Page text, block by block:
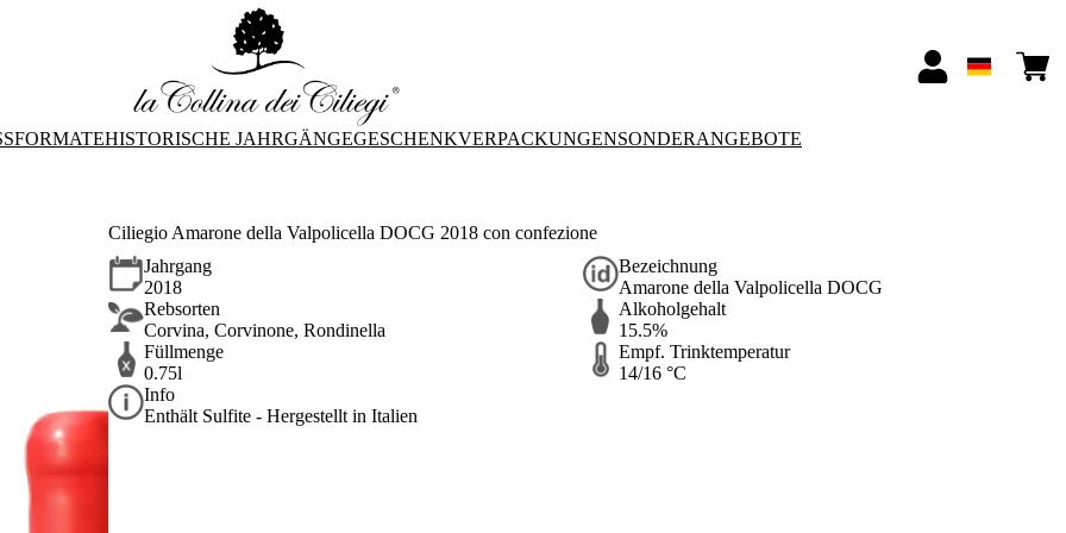
HISTORISCHE JAHRGÄNGEGESCHENKVERPACKUNGENSONDERANGEBOTE
Ciliegio Amarone della Valpolicella DOCG 2018 con confezione
Jahrgang
2018
Bezeichnung
Amarone della Valpolicella DOCG
Rebsorten
Corvina, Corvinone, Rondinella
Alkoholgehalt
15.5%
Füllmenge
0.75l
Empf. Trinktemperatur
14/16 °C
Info
Enthält Sulfite - Hergestellt in Italien